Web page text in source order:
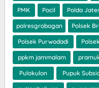
PMK Pocil Polda
polresgrobogan Polsek
Polsek Purwodadi
ppkm jammalam
Pulokulon Pupuk